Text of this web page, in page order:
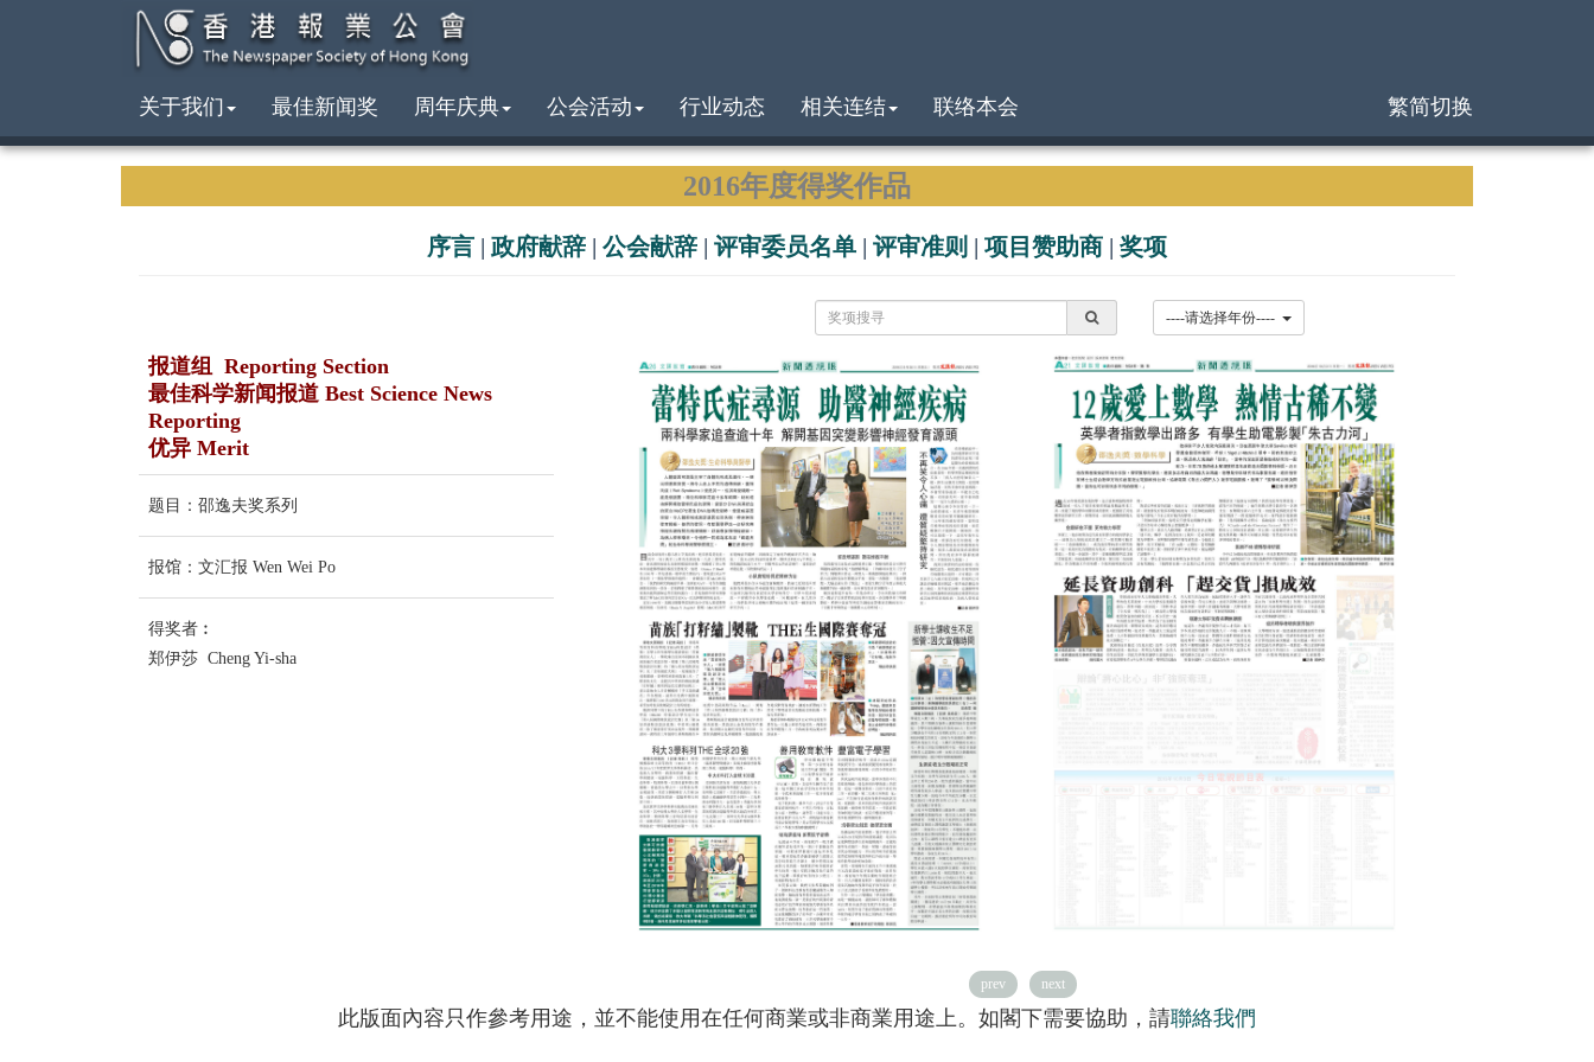
关于我们 最佳新闻奖 周年庆典 公会活动 行业动态 相关连结 联络本会 繁简切换
2016年度得奖作品
序言 | 政府献辞 | 公会献辞 | 评审委员名单 | 评审准则 | 项目赞助商 | 奖项
报道组 Reporting Section
最佳科学新闻报道 Best Science News
Reporting
优异 Merit
题目：邵逸夫奖系列
报馆：文汇报 Wen Wei Po
得奖者︰
郑伊莎 Cheng Yi-sha
prev next
此版面內容只作參考用途，並不能使用在任何商業或非商業用途上。如閣下需要協助，請聯絡我們